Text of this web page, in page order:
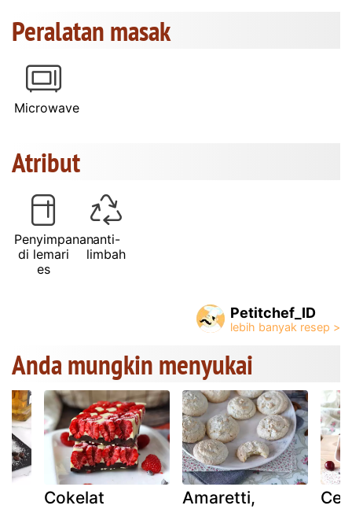
Peralatan masak
Microwave
Atribut
Penyimpanan
di lemari
es
anti-
limbah
Petitchef_ID
Anda mungkin menyukai
Cokelat
Amaretti,